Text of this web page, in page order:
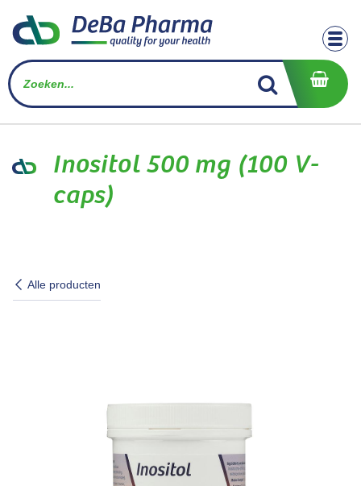
Alle producten
Inositol 500 mg (100 V-
caps)